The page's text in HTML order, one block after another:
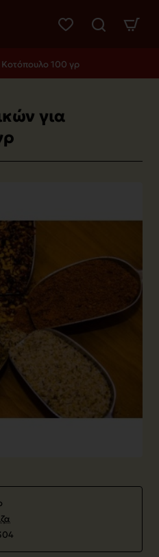
100 γρ
για